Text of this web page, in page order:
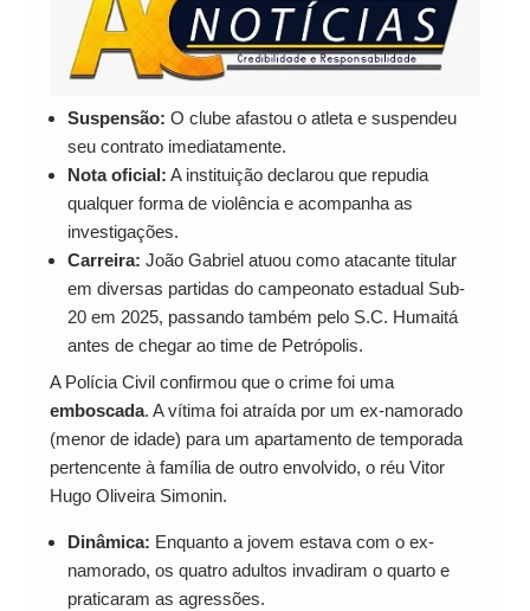
Suspensão: O clube afastou o atleta e suspendeu
seu contrato imediatamente.
Nota oficial: A instituição declarou que repudia
qualquer forma de violência e acompanha as
investigações.
Carreira: João Gabriel atuou como atacante titular
em diversas partidas do campeonato estadual Sub-
20 em 2025, passando também pelo S.C. Humaitá
antes de chegar ao time de Petrópolis.
A Polícia Civil confirmou que o crime foi uma
emboscada. A vítima foi atraída por um ex-namorado
(menor de idade) para um apartamento de temporada
pertencente à família de outro envolvido, o réu Vitor
Hugo Oliveira Simonin.
Dinâmica: Enquanto a jovem estava com o ex-
namorado, os quatro adultos invadiram o quarto e
praticaram as agressões.